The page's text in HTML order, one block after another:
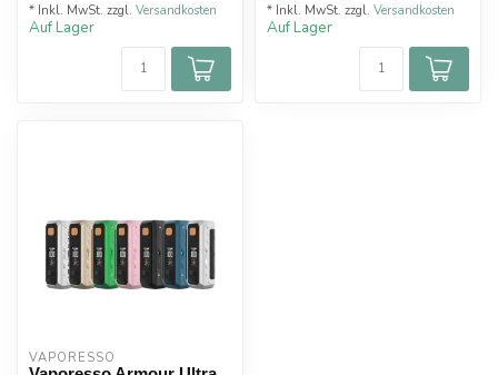
* Inkl. MwSt. zzgl. Versandkosten
Auf Lager
* Inkl. MwSt. zzgl. Versandkosten
Auf Lager
VAPORESSO